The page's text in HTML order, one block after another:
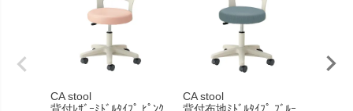
CA stool
CA stool